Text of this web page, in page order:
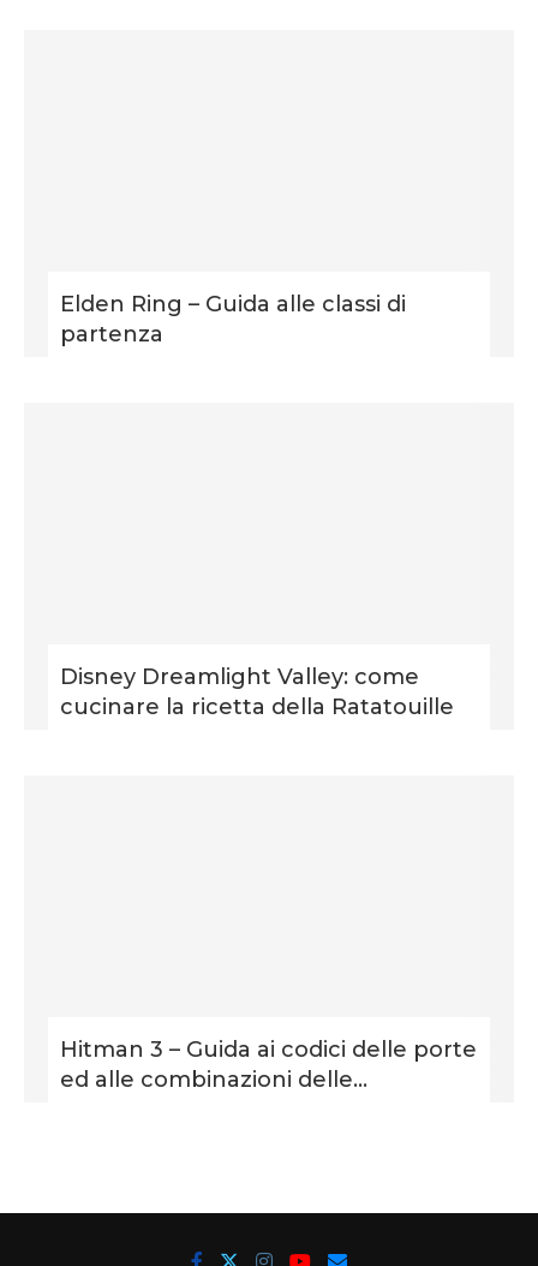
Elden Ring – Guida alle classi di
partenza
Disney Dreamlight Valley: come
cucinare la ricetta della Ratatouille
Hitman 3 – Guida ai codici delle porte
ed alle combinazioni delle...